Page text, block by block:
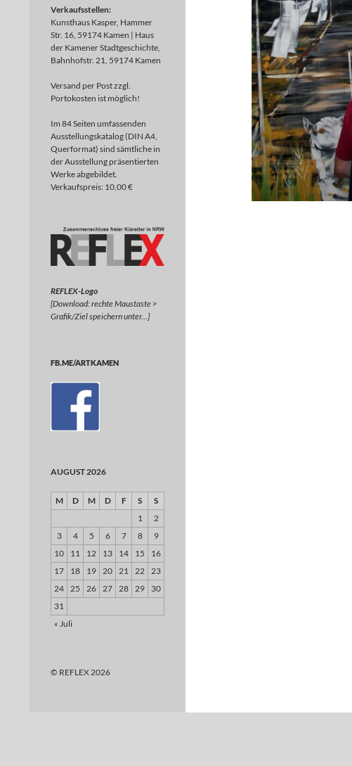
Verkaufsstellen:
Kunsthaus Kasper, Hammer
Str. 16, 59174 Kamen | Haus
der Kamener Stadtgeschichte,
Bahnhofstr. 21, 59174 Kamen
Versand per Post zzgl.
Portokosten ist möglich!
Im 84 Seiten umfassenden
Ausstellungskatalog (DIN A4,
Querformat) sind sämtliche in
der Ausstellung präsentierten
Werke abgebildet.
Verkaufspreis: 10,00 €
REFLEX-Logo
[Download: rechte Maustaste >
Grafik/Ziel speichern unter…]
FB.ME/ARTKAMEN
AUGUST 2026
M D M D F S
S
1
2
3
4 5 6 7 8
9
10
11 12 13 14 15
16
17
18 19 20 21 22
23
24
25 26 27 28 29
30
31
« Juli
© REFLEX 2026